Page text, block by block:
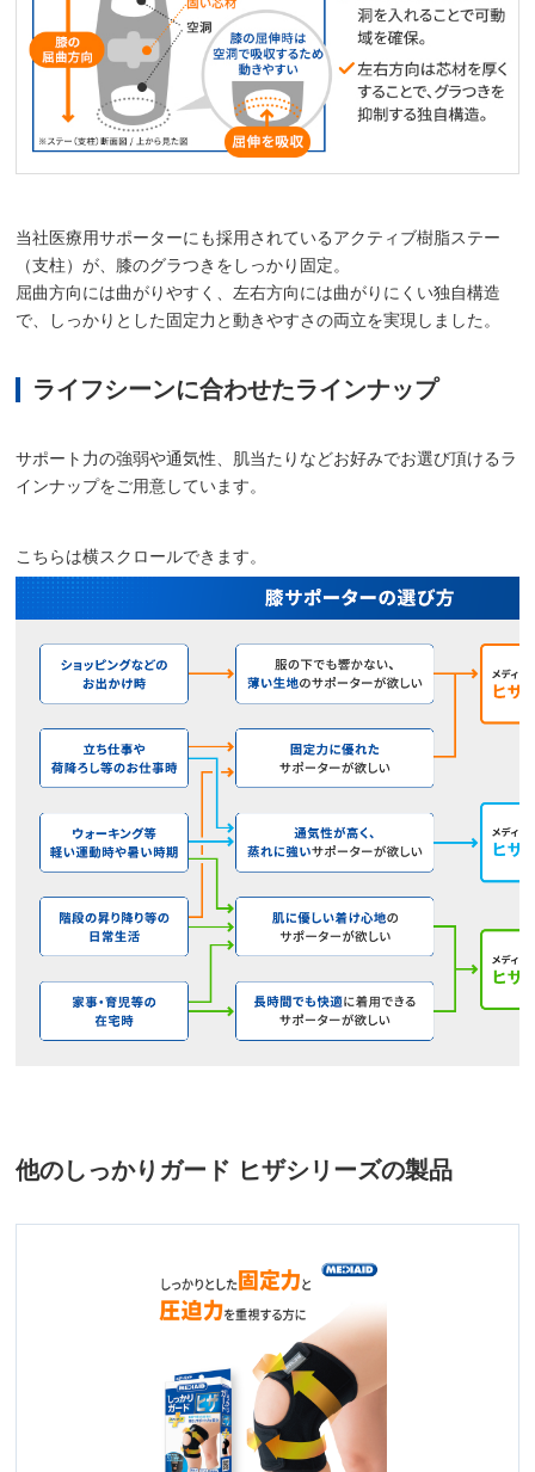
当社医療用サポーターにも採用されているアクティブ樹脂ステー
（支柱）が、膝のグラつきをしっかり固定。
屈曲方向には曲がりやすく、左右方向には曲がりにくい独自構造
で、しっかりとした固定力と動きやすさの両立を実現しました。
ライフシーンに合わせたラインナップ
サポート力の強弱や通気性、肌当たりなどお好みでお選び頂けるラ
インナップをご用意しています。
こちらは横スクロールできます。
他のしっかりガード ヒザシリーズの製品